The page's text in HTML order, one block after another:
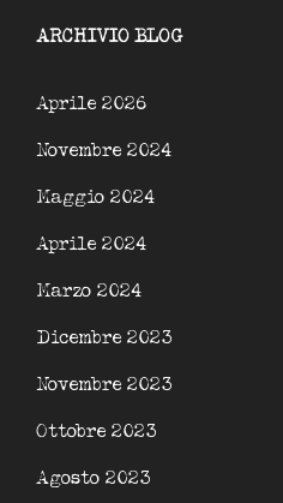
ARCHIVIO BLOG
Aprile 2026
Novembre 2024
Maggio 2024
Aprile 2024
Marzo 2024
Dicembre 2023
Novembre 2023
Ottobre 2023
Agosto 2023